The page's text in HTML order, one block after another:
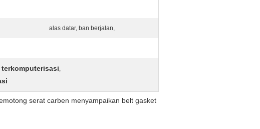
alas datar, ban berjalan,
,
serat carben menyampaikan belt gasket